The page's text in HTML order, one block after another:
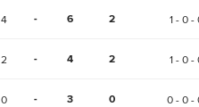
4 - 6 2 1 - 0 -
2 - 4 2 1 - 0 -
0 - 3 0 0 - 0 -